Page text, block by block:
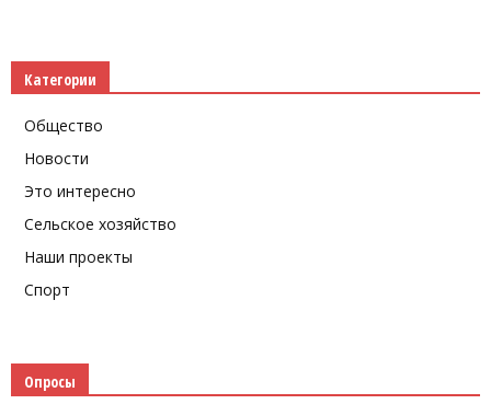
Категории
Общество
Новости
Это интересно
Сельское хозяйство
Наши проекты
Спорт
Опросы